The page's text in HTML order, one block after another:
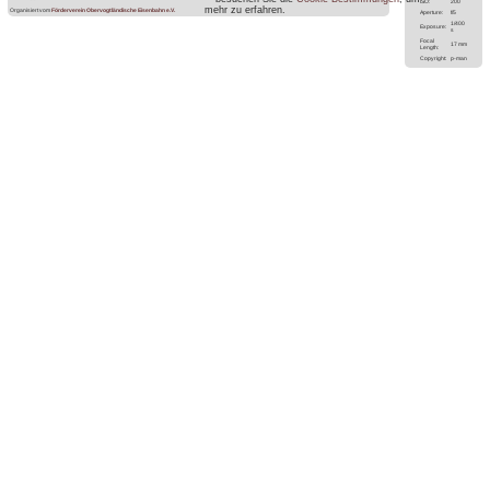
ISO:
200
Aperture:
f/5
Exposure:
1/400
s
Focal
Length:
17 mm
Copyright: p-man
Organisiert vomFörderverein Obervogtländische Eisenbahn e.V.
mehr zu erfahren.